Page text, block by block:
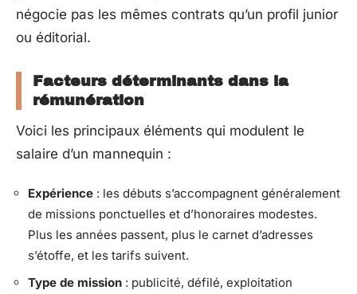
négocie pas les mêmes contrats qu’un profil junior
ou éditorial.
Facteurs déterminants dans la
rémunération
Voici les principaux éléments qui modulent le
salaire d’un mannequin :
Expérience : les débuts s’accompagnent généralement
de missions ponctuelles et d’honoraires modestes.
Plus les années passent, plus le carnet d’adresses
s’étoffe, et les tarifs suivent.
Type de mission : publicité, défilé, exploitation